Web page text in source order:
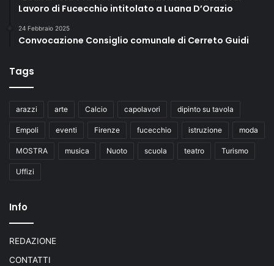
Lavoro di Fucecchio intitolato a Luana D’Orazio
24 Febbraio 2025
Convocazione Consiglio comunale di Cerreto Guidi
Tags
arazzi arte Calcio capolavori dipinto su tavola
Empoli eventi Firenze fucecchio istruzione moda
MOSTRA musica Nuoto scuola teatro Turismo
Uffizi
Info
REDAZIONE
CONTATTI